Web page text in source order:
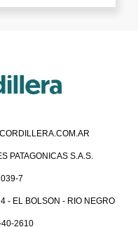
PATAGONICAS S.A.S.
7
- EL BOLSON - RIO NEGRO
2610